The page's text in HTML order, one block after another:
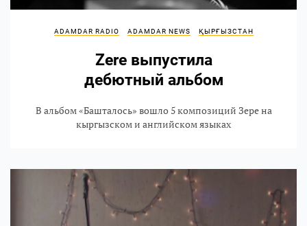
ADAMDAR RADIO ADAMDAR NEWS ҚЫРҒЫЗСТАН
Zere выпустила
дебютный альбом
В альбом «Башталось» вошло 5 композиций Зере на
кыргызском и английском языках